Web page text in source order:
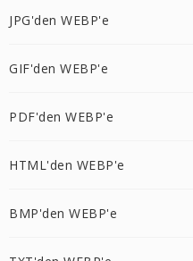
JPG'den WEBP'e
GIF'den WEBP'e
PDF'den WEBP'e
HTML'den WEBP'e
BMP'den WEBP'e